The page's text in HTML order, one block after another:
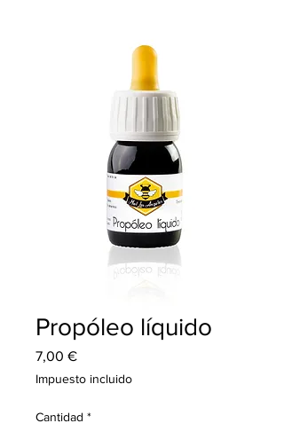
Propóleo líquido
7,00 €Precio
Impuesto incluido
Cantidad *